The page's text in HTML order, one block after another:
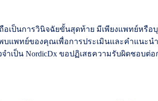
เป็นการวินิจฉัยขั้นสุดท้าย มีเพียงแพทย์หรื
แพทย์ของคุณเพื่อการประเมินและคำแนะน
ป็น NordicDx ขอปฏิเสธความรับผิดชอบต่